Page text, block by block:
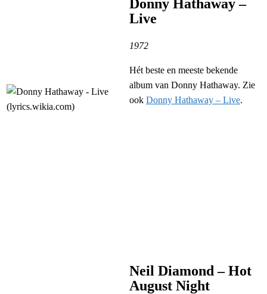
Donny Hathaway –
Live
1972
Hét beste en meeste bekende
album van Donny Hathaway. Zie
ook Donny Hathaway – Live.
Neil Diamond – Hot
August Night